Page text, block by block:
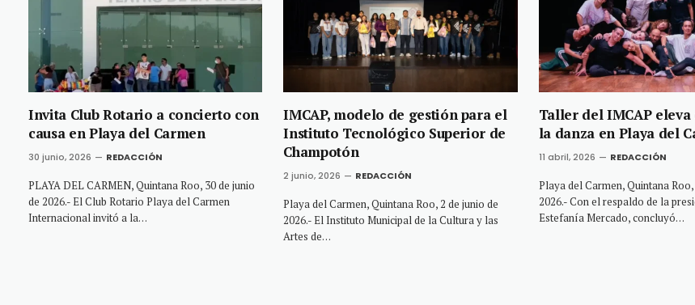
Invita Club Rotario a concierto con
causa en Playa del Carmen
30 junio, 2026 REDACCIÓN
PLAYA DEL CARMEN, Quintana Roo, 30 de junio
de 2026.- El Club Rotario Playa del Carmen
Internacional invitó a la…
IMCAP, modelo de gestión para el
Instituto Tecnológico Superior de
Champotón
2 junio, 2026 REDACCIÓN
Playa del Carmen, Quintana Roo, 2 de junio de
2026.- El Instituto Municipal de la Cultura y las
Artes de…
Taller del IMCAP
la danza en Playa del
11 abril, 2026 REDACCIÓN
Playa del Carmen, Quintana
2026.- Con el respaldo de la
Estefanía Mercado, concluyó…